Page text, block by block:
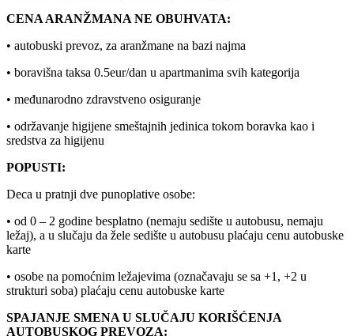
CENA ARANŽMANA NE OBUHVATA:
• autobuski prevoz, za aranžmane na bazi najma
• boravišna taksa 0.5eur/dan u apartmanima svih kategorija
• međunarodno zdravstveno osiguranje
• održavanje higijene smeštajnih jedinica tokom boravka kao i
sredstva za higijenu
POPUSTI:
Deca u pratnji dve punoplative osobe:
• od 0 – 2 godine besplatno (nemaju sedište u autobusu, nemaju
ležaj), a u slučaju da žele sedište u autobusu plaćaju cenu autobuske
karte
• osobe na pomoćnim ležajevima (označavaju se sa +1, +2 u
strukturi soba) plaćaju cenu autobuske karte
SPAJANJE SMENA U SLUČAJU KORIŠĆENJA
AUTOBUSKOG PREVOZA: